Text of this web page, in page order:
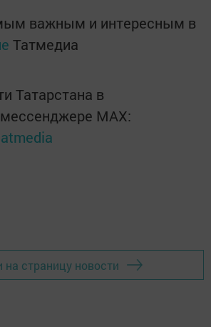
важным и интересным в
Татмедиа
Татарстана в
MАХ:
на страницу новости